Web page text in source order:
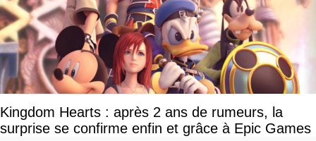
Kingdom Hearts : après 2 ans de rumeurs, la
surprise se confirme enfin et grâce à Epic Games